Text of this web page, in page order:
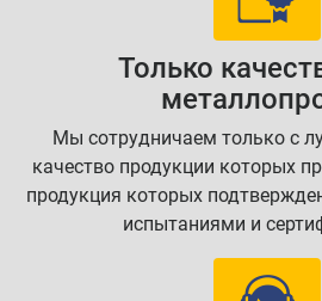
Только
Мы сотрудничаем только с
качество продукции которых
продукция которых
испытаниями и